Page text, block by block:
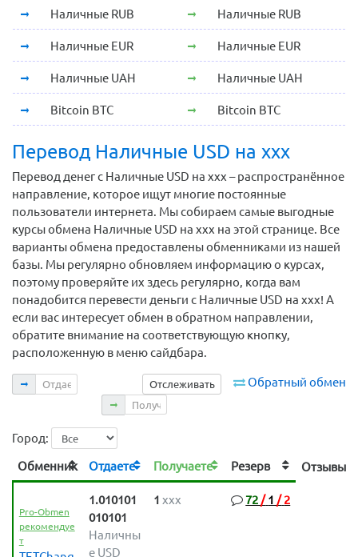
Наличные RUB Наличные RUB
Наличные EUR Наличные EUR
Наличные UAH Наличные UAH
Bitcoin BTC Bitcoin BTC
Перевод Наличные USD на xxx
Перевод денег с Наличные USD на xxx – распространённое
направление, которое ищут многие постоянные
пользователи интернета. Мы собираем самые выгодные
курсы обмена Наличные USD на xxx на этой странице. Все
варианты обмена предоставлены обменниками из нашей
базы. Мы регулярно обновляем информацию о курсах,
поэтому проверяйте их здесь регулярно, когда вам
понадобится перевести деньги с Наличные USD на xxx! А
если вас интересует обмен в обратном направлении,
обратите внимание на соответствующую кнопку,
расположенную в меню сайдбара.
Обратный обмен
Отслеживать
Отдаете
Получаете
Город:
Обменник Отдаете Получаете Резерв
Pro-Obmen
рекомендуе
т
1.010101
010101
Наличны
е USD
1 xxx 72 / 1 / 2